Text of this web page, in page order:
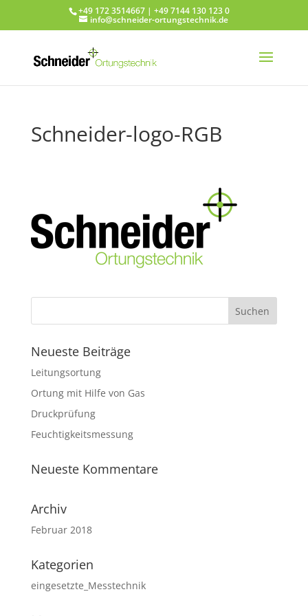
+49 172 3514667 | +49 7144 130 123 0
info@schneider-ortungstechnik.de
Schneider-logo-RGB
Neueste Beiträge
Leitungsortung
Ortung mit Hilfe von Gas
Druckprüfung
Feuchtigkeitsmessung
Neueste Kommentare
Archiv
Februar 2018
Kategorien
eingesetzte_Messtechnik